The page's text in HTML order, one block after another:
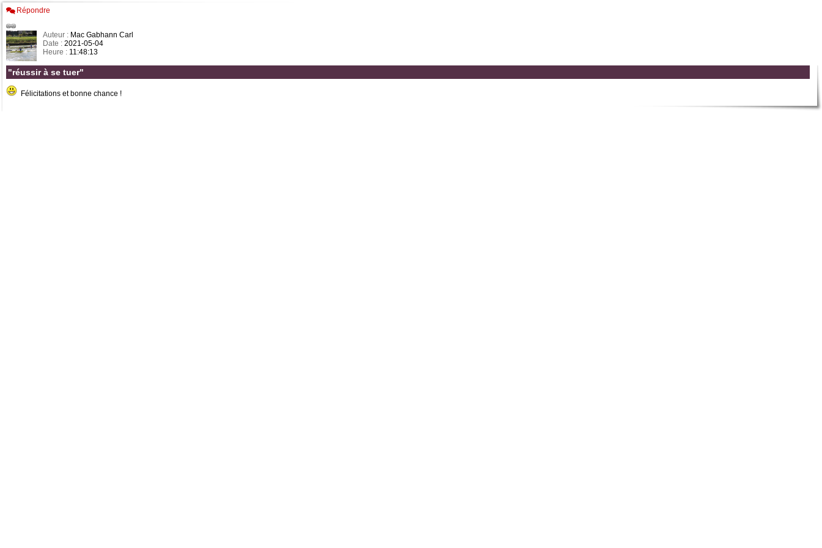
Répondre
Auteur : Mac Gabhann Carl
Date : 2021-05-04
Heure : 11:48:13
"réussir à se tuer"
Félicitations et bonne chance !